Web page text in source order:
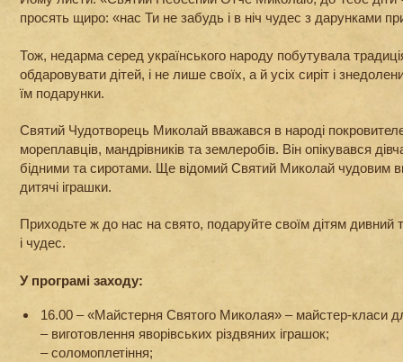
просять щиро: «нас Ти не забудь і в ніч чудес з дарунками
Тож, недарма серед українського народу побутувала
обдаровувати дітей, і не лише своїх, а й усіх сиріт і
їм подарунки.
Святий Чудотворець Миколай вважався в народі
мореплавців, мандрівників та землеробів. Він опікувався
бідними та сиротами. Ще відомий Святий Миколай чудовим
дитячі іграшки.
Приходьте ж до нас на свято, подаруйте своїм дітям дивний
і чудес.
У програмі заходу:
16.00 – «Майстерня Святого Миколая» – майстер-класи
– виготовлення яворівських різдвяних іграшок;
– соломоплетіння;